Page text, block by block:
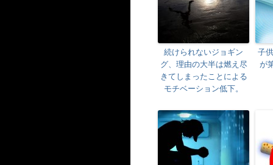
続けられないジョギン
グ、理由の大半は燃え尽
きてしまったことによる
モチベーション低下。
子
が